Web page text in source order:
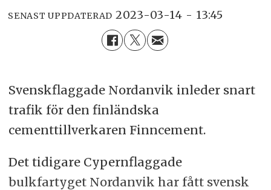
SENAST UPPDATERAD 2023-03-14 - 13:45
Svenskflaggade Nordanvik inleder snart
trafik för den finländska
cementtillverkaren Finncement.
Det tidigare Cypernflaggade
bulkfartyget Nordanvik har fått svensk